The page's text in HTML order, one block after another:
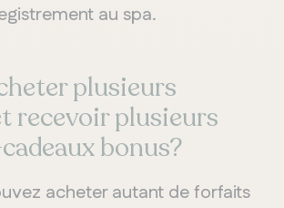
au spa.
plusieurs
recevoir plusieurs
bonus?
acheter autant de forfaits